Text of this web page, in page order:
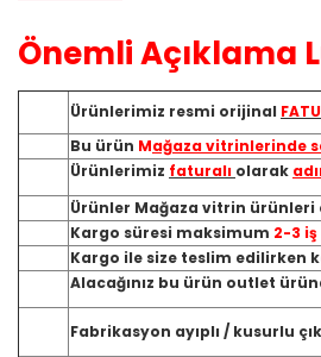
Önemli Açıklama
Ürünlerimiz resmi orijinal
Bu ürün Mağaza vitrinlerinde
Ürünlerimiz faturalı olarak
Ürünler Mağaza vitrin ürünleri
Kargo süresi maksimum 2-3
Kargo ile size teslim edilirken
Alacağınız bu ürün outlet
Fabrikasyon ayıplı / kusurlu